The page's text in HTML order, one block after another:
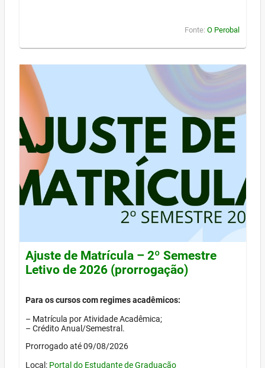
Fonte: O Perobal
Ajuste de Matrícula – 2º Semestre
Letivo de 2026 (prorrogação)
Para os cursos com regimes acadêmicos:
– Matrícula por Atividade Acadêmica;
– Crédito Anual/Semestral.
Prorrogado até 09/08/2026
Local: Portal do Estudante de Graduação